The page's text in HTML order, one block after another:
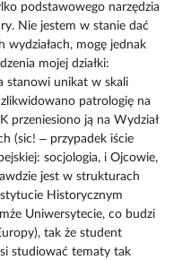
podstawowego narzędzia
Nie jestem w stanie dać
wydziałach, mogę jednak
mojej działki:
stanowi unikat w skali
patrologię na
przeniesiono ją na Wydział
(sic! – przypadek iście
socjologia, i Ojcowie,
jest w strukturach
Historycznym
Uniwersytecie, co budzi
tak że student
studiować tematy tak